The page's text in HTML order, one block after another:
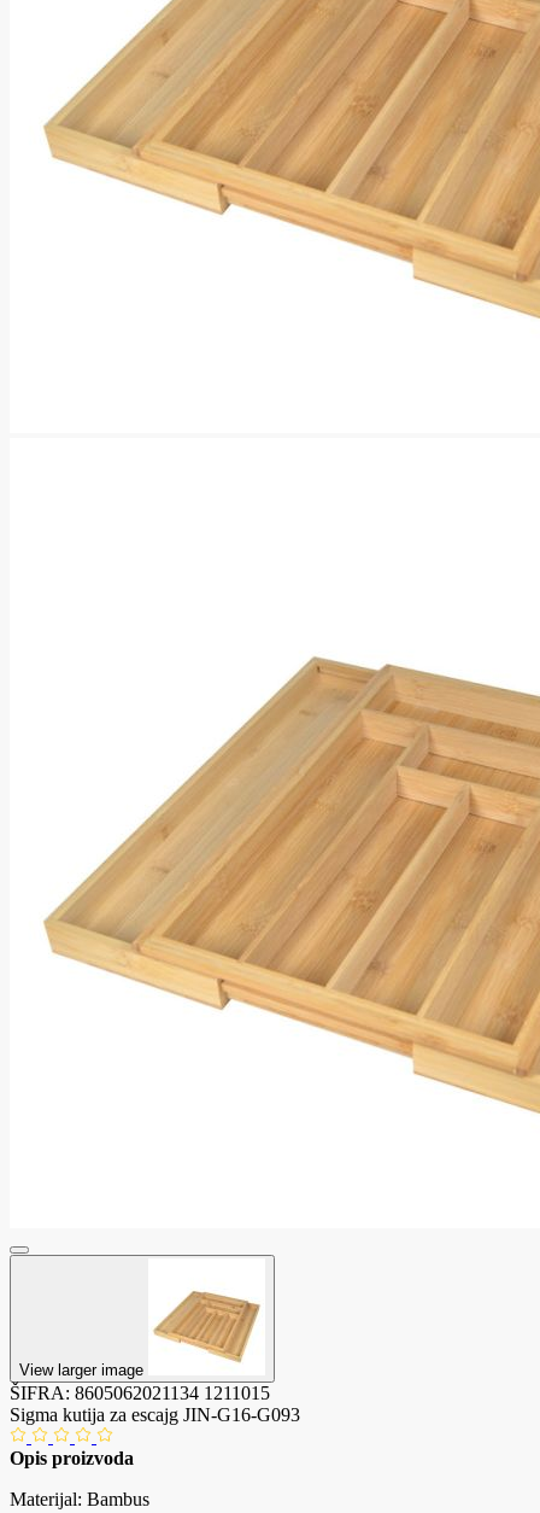
View larger image
ŠIFRA: 8605062021134 1211015
Sigma kutija za escajg JIN-G16-G093
Opis proizvoda
Materijal: Bambus